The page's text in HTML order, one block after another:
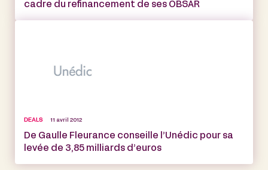
cadre du refinancement de ses OBSAR
DEALS 11 avril 2012
De Gaulle Fleurance conseille l’Unédic pour sa
levée de 3,85 milliards d’euros